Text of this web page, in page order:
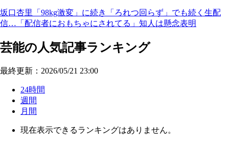
坂口杏里「98kg激変」に続き「ろれつ回らず」でも続く生配
信…「配信者におもちゃにされてる」知人は懸念表明
芸能の人気記事ランキング
最終更新：2026/05/21 23:00
24時間
週間
月間
現在表示できるランキングはありません。